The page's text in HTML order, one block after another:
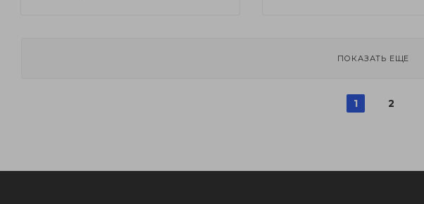
ПОКАЗАТЬ ЕЩЕ
1 2